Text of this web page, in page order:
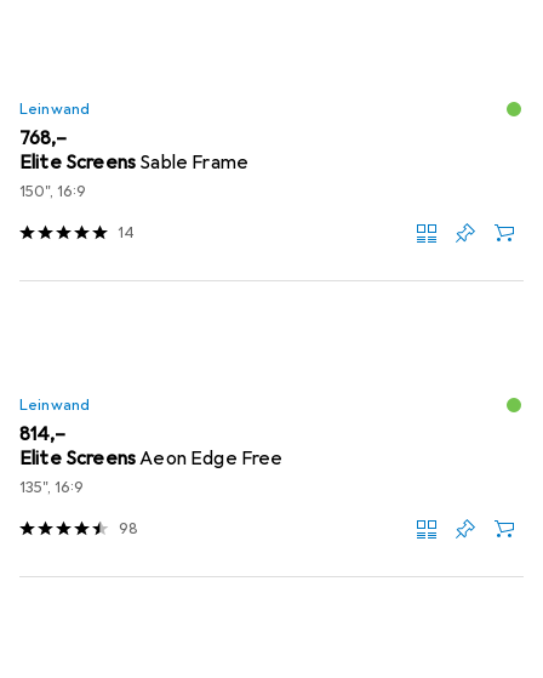
Leinwand
EUR
768,–
Elite Screens Sable Frame
150", 16:9
14
Leinwand
EUR
814,–
Elite ScreensAeon Edge Free
135", 16:9
98